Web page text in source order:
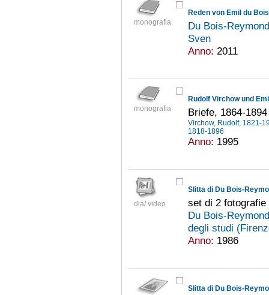
monografia
Reden von Emil du
Du Bois-
Sven
Anno: 2011
monografia
Rudolf Virchow und
Briefe, 1864-1894
Virchow, Rudolf, 1821-
1818-1896
Anno: 1995
dia/ video
Slitta di Du Bois-
set di 2 fotografie
Du Bois-
degli studi
Anno: 1986
Slitta di Du Bois-